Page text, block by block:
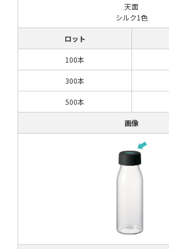
天面
シルク1色
ロット
100本
300本
500本
画像